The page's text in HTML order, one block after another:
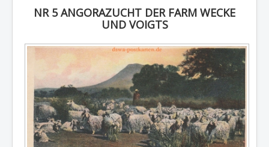
NR 5 ANGORAZUCHT DER FARM WECKE
UND VOIGTS